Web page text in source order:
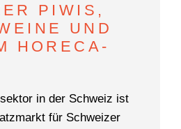
WERBUNG
PIWIS,
UND
HORECA-
in der Schweiz ist
für Schweizer